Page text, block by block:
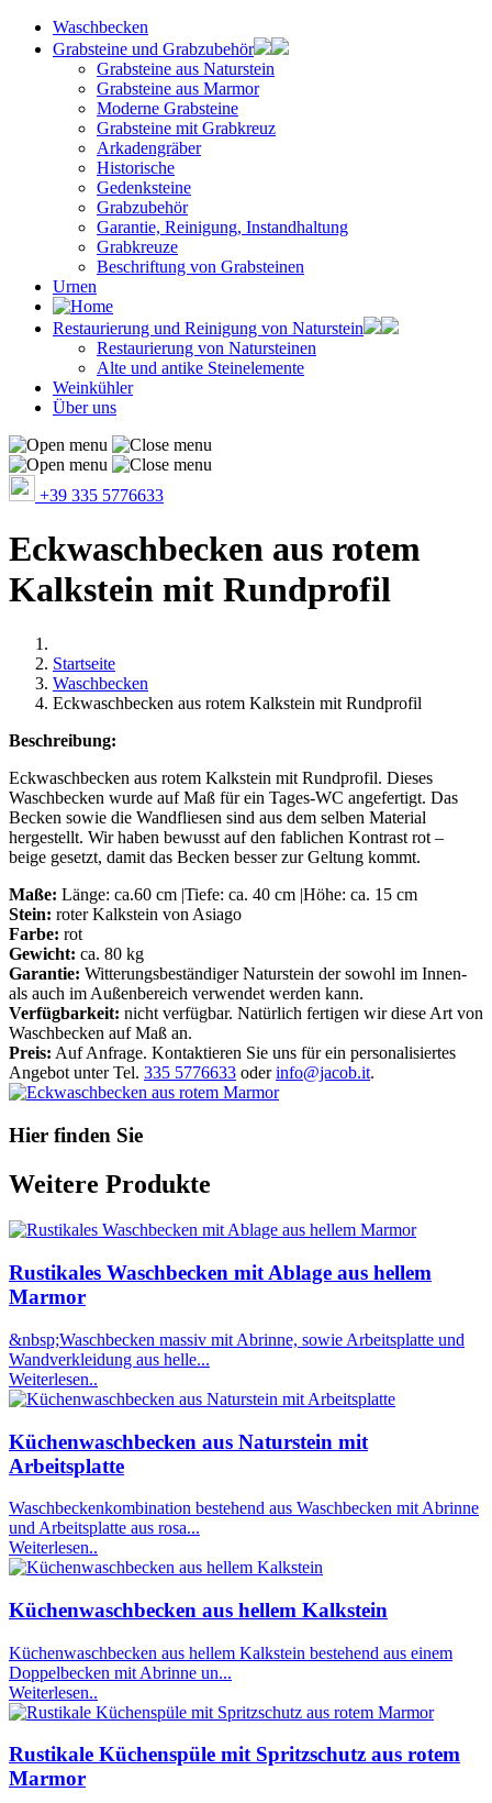
Waschbecken
Grabsteine und Grabzubehör
Grabsteine aus Naturstein
Grabsteine aus Marmor
Moderne Grabsteine
Grabsteine mit Grabkreuz
Arkadengräber
Historische
Gedenksteine
Grabzubehör
Garantie, Reinigung, Instandhaltung
Grabkreuze
Beschriftung von Grabsteinen
Urnen
Restaurierung und Reinigung von Naturstein
Restaurierung von Natursteinen
Alte und antike Steinelemente
Weinkühler
Über uns
+39 335 5776633
Eckwaschbecken aus rotem
Kalkstein mit Rundprofil
Startseite
Waschbecken
Eckwaschbecken aus rotem Kalkstein mit Rundprofil
Beschreibung:
Eckwaschbecken aus rotem Kalkstein mit Rundprofil. Dieses
Waschbecken wurde auf Maß für ein Tages-WC angefertigt. Das
Becken sowie die Wandfliesen sind aus dem selben Material
hergestellt. Wir haben bewusst auf den fablichen Kontrast rot –
beige gesetzt, damit das Becken besser zur Geltung kommt.
Maße: Länge: ca.60 cm |Tiefe: ca. 40 cm |Höhe: ca. 15 cm
Stein: roter Kalkstein von Asiago
Farbe: rot
Gewicht: ca. 80 kg
Garantie: Witterungsbeständiger Naturstein der sowohl im Innen-
als auch im Außenbereich verwendet werden kann.
Verfügbarkeit: nicht verfügbar. Natürlich fertigen wir diese Art von
Waschbecken auf Maß an.
Preis: Auf Anfrage. Kontaktieren Sie uns für ein personalisiertes
Angebot unter Tel. 335 5776633 oderinfo@jacob.it.
Hier finden Sie
Weitere Produkte
Rustikales Waschbecken mit Ablage aus hellem
Marmor
&nbsp;Waschbecken massiv mit Abrinne, sowie Arbeitsplatte und
Wandverkleidung aus helle...
Weiterlesen..
Küchenwaschbecken aus Naturstein mit
Arbeitsplatte
Waschbeckenkombination bestehend aus Waschbecken mit Abrinne
und Arbeitsplatte aus rosa...
Weiterlesen..
Küchenwaschbecken aus hellem Kalkstein
Küchenwaschbecken aus hellem Kalkstein bestehend aus einem
Doppelbecken mit Abrinne un...
Weiterlesen..
Rustikale Küchenspüle mit Spritzschutz aus rotem
Marmor